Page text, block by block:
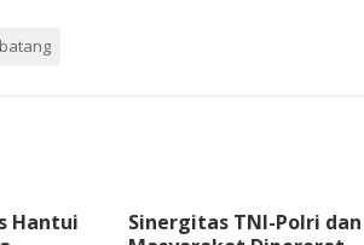
Hantui
Sinergitas TNI-Polri dan